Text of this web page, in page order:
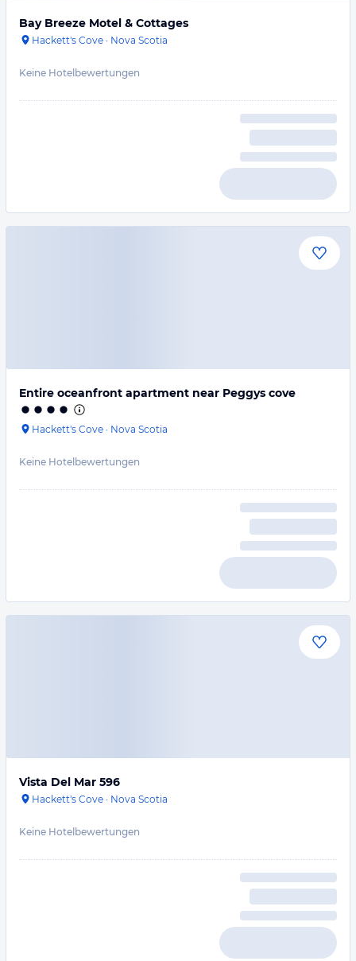
Bay Breeze Motel & Cottages
Hackett's Cove · Nova Scotia
Keine Hotelbewertungen
Entire oceanfront apartment near Peggys cove
Hackett's Cove · Nova Scotia
Keine Hotelbewertungen
Vista Del Mar 596
Hackett's Cove · Nova Scotia
Keine Hotelbewertungen